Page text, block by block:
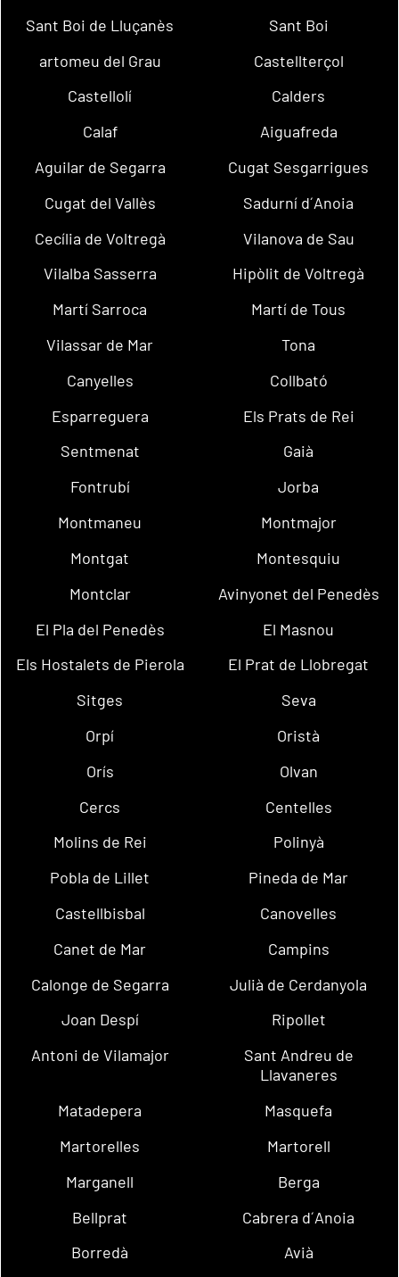
Sant Boi de Lluçanès
Sant Boi
artomeu del Grau
Castellterçol
Castellolí
Calders
Calaf
Aiguafreda
Aguilar de Segarra
Cugat Sesgarrigues
Cugat del Vallès
Sadurní d´Anoia
Cecília de Voltregà
Vilanova de Sau
Vilalba Sasserra
Hipòlit de Voltregà
Martí Sarroca
Martí de Tous
Vilassar de Mar
Tona
Canyelles
Collbató
Esparreguera
Els Prats de Rei
Sentmenat
Gaià
Fontrubí
Jorba
Montmaneu
Montmajor
Montgat
Montesquiu
Montclar
Avinyonet del Penedès
El Pla del Penedès
El Masnou
Els Hostalets de Pierola
El Prat de Llobregat
Sitges
Seva
Orpí
Oristà
Orís
Olvan
Cercs
Centelles
Molins de Rei
Polinyà
Pobla de Lillet
Pineda de Mar
Castellbisbal
Canovelles
Canet de Mar
Campins
Calonge de Segarra
Julià de Cerdanyola
Joan Despí
Ripollet
Antoni de Vilamajor
Sant Andreu de
Llavaneres
Matadepera
Masquefa
Martorelles
Martorell
Marganell
Berga
Bellprat
Cabrera d´Anoia
Borredà
Avià